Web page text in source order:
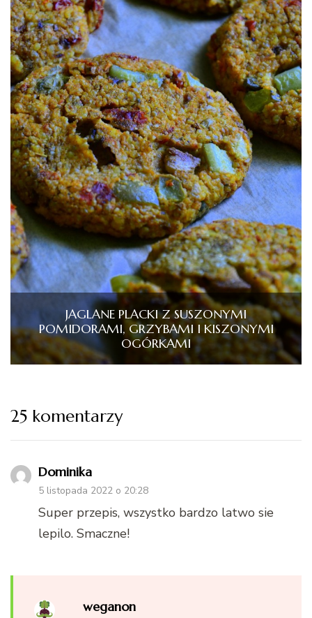
JAGLANE PLACKI Z SUSZONYMI
POMIDORAMI, GRZYBAMI I KISZONYMI
OGÓRKAMI
25 komentarzy
Dominika
5 listopada 2022 o 20:28
Super przepis, wszystko bardzo latwo sie
lepilo. Smaczne!
weganon